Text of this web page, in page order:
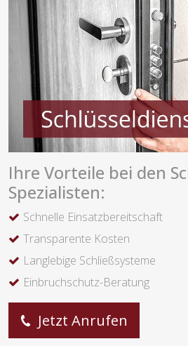
Ihre Vorteile bei den
Spezialisten:
Schnelle Einsatzbereitschaft
Transparente Kosten
Langlebige Schließsysteme
Einbruchschutz-Beratung
Jetzt Anrufen